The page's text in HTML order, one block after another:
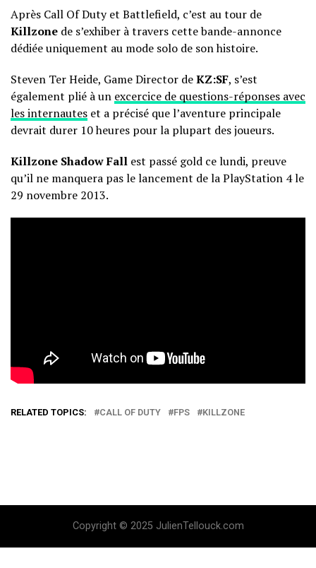
Après Call Of Duty et Battlefield, c’est au tour de
Killzone de s’exhiber à travers cette bande-annonce
dédiée uniquement au mode solo de son histoire.
Steven Ter Heide, Game Director deKZ:SF, s’est
également plié à un excercice de questions-réponses avec
les internautes et a précisé que l’aventure principale
devrait durer 10 heures pour la plupart des joueurs.
Killzone Shadow Fall est passé gold ce lundi, preuve
qu’il ne manquera pas le lancement de la PlayStation 4 le
29 novembre 2013.
RELATED TOPICS: CALL OF DUTY FPS KILLZONE
Copyright © 2025 JulienTellouck.com